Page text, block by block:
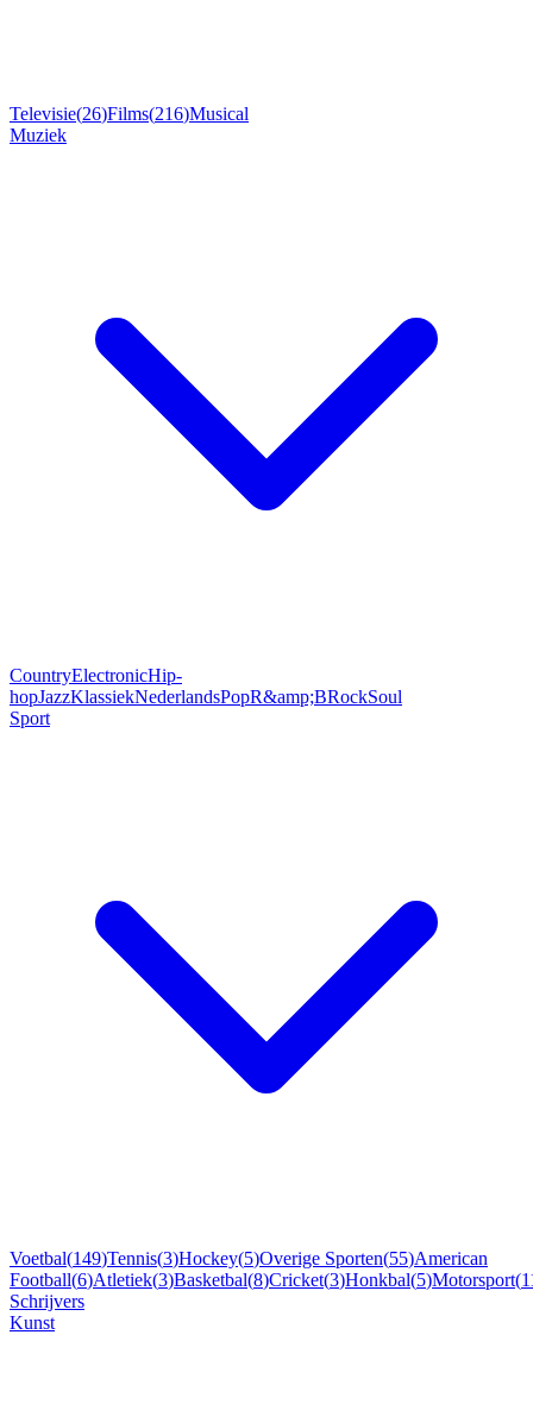
Televisie(26)Films(216)Musical
Muziek
CountryElectronicHip-
hopJazzKlassiekNederlandsPopR&amp;BRockSoul
Sport
Voetbal(149)Tennis(3)Hockey(5)Overige Sporten(55)American
Football(6)Atletiek(3)Basketbal(8)Cricket(3)Honkbal(5)Motorsport(
Schrijvers
Kunst